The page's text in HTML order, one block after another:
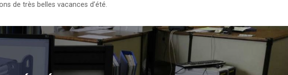
de très belles vacances d’été.